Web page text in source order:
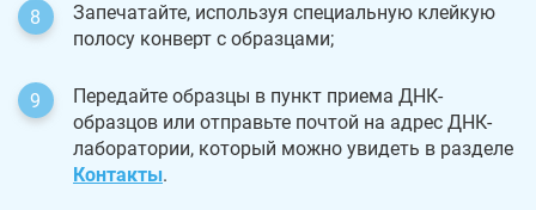
Запечатайте, используя специальную клейкую
полосу конверт с образцами;
Передайте образцы в пункт приема ДНК-
образцов или отправьте почтой на адрес ДНК-
лаборатории, который можно увидеть в разделе
Контакты.